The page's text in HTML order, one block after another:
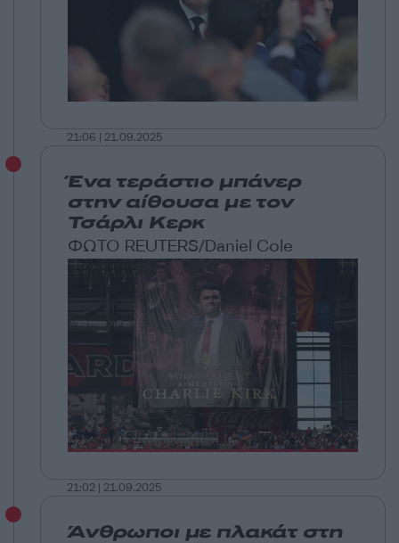
21:06 | 21.09.2025
Ένα τεράστιο μπάνερ
στην αίθουσα με τον
Τσάρλι Κερκ
ΦΩΤΟ REUTERS/Daniel Cole
21:02 | 21.09.2025
Άνθρωποι με πλακάτ στη